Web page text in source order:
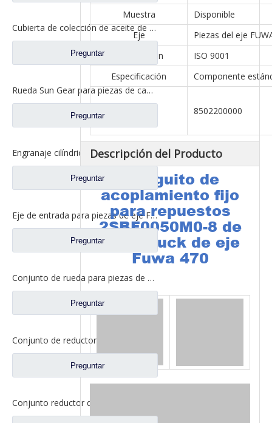
Cubierta de colección de aceite de caja diferencial para piezas de camión Fuhua BN0401S0-2
Preguntar
Rueda Sun Gear para piezas de camión Fuwa DN0301M0-7
Preguntar
Engranaje cilíndrico impulsado para piezas de camión Fuhua CD0044M0-0
Preguntar
Eje de entrada para piezas de eje Fuwa EP0043M0-3032422
Preguntar
Conjunto de rueda para piezas de camiones North Benz A463500609
Preguntar
Preguntar
Muestra
Disponible
Eje
Piezas del eje
Certificación
ISO 9001
Especificación
Componente
8502200000
Descripción del Producto
Manguito de
acoplamiento fijo
para repuestos
2SBF0050M0-8 de
Ford Truck de eje
Fuwa 470